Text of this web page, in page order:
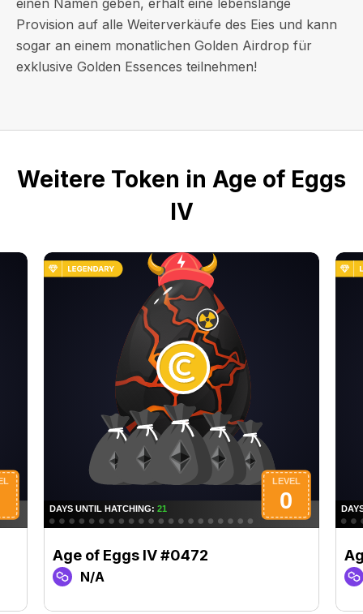
einen Namen geben, erhält eine lebenslange
Provision auf alle Weiterverkäufe des Eies und kann
sogar an einem monatlichen Golden Airdrop für
exklusive Golden Essences teilnehmen!
Weitere Token in Age of Eggs
IV
Age of Eggs IV #0472
N/A